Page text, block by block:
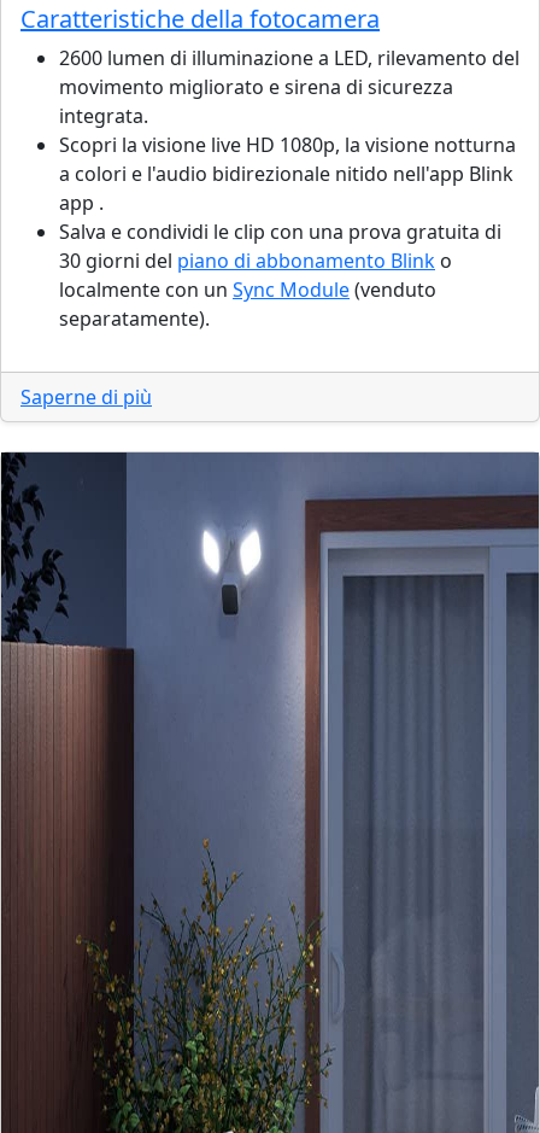
Caratteristiche della fotocamera
2600 lumen di illuminazione a LED, rilevamento del
movimento migliorato e sirena di sicurezza
integrata.
Scopri la visione live HD 1080p, la visione notturna
a colori e l'audio bidirezionale nitido nell'app Blink
app .
Salva e condividi le clip con una prova gratuita di
30 giorni del piano di abbonamento Blink o
localmente con un Sync Module(venduto
separatamente).
Saperne di più